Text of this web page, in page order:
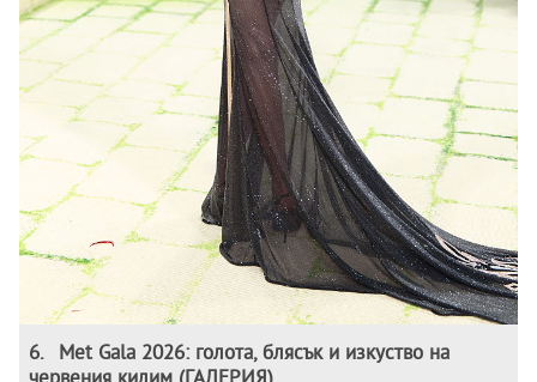
6.
Met Gala 2026: голота, блясък и изкуство на
червения килим (ГАЛЕРИЯ)